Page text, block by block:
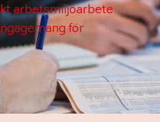
arbetsmiljöarbete
för